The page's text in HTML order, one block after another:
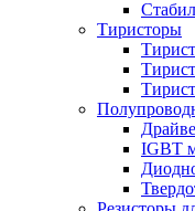
Тиристоры
IGBT